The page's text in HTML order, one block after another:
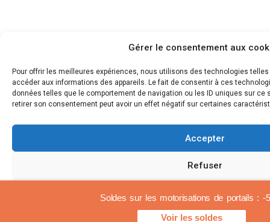
Gérer le consentement aux
Pour offrir les meilleures expériences, nous utilisons des technologies
accéder aux informations des appareils. Le fait de consentir à ces
données telles que le comportement de navigation ou les ID uniques sur ce
retirer son consentement peut avoir un effet négatif sur certaines
Accepter
Refuser
Voir les préférences
CookiespolicyRättsliga meddelanden
Soldes sur les motorisations de portails : -
Voir les soldes